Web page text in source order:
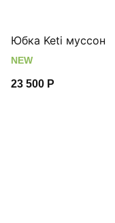
Юбка Keti муссон
NEW
23 500 Р